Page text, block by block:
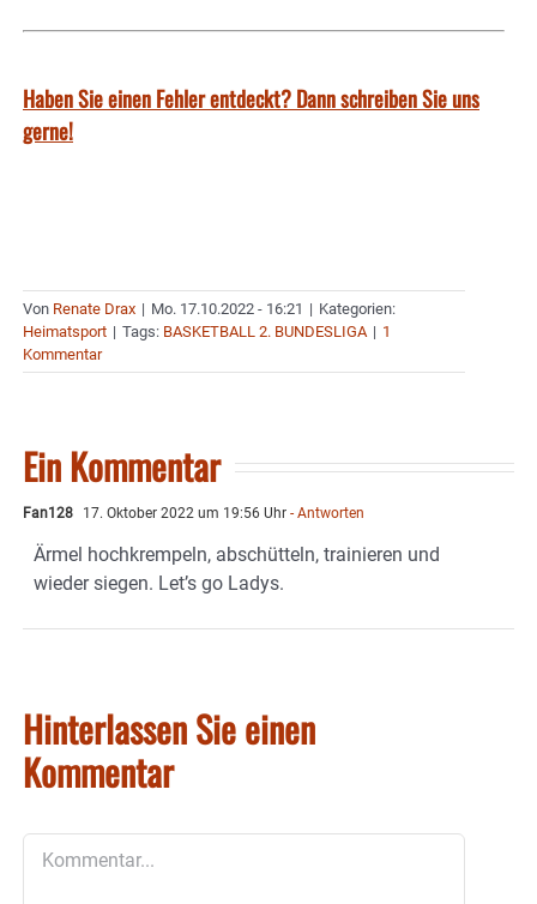
Haben Sie einen Fehler entdeckt? Dann schreiben Sie uns
gerne!
Von Renate Drax | Mo. 17.10.2022 - 16:21 | Kategorien:
Heimatsport | Tags: BASKETBALL 2. BUNDESLIGA | 1
Kommentar
Ein Kommentar
Fan128 17. Oktober 2022 um 19:56 Uhr - Antworten
Ärmel hochkrempeln, abschütteln, trainieren und
wieder siegen. Let’s go Ladys.
Hinterlassen Sie einen
Kommentar